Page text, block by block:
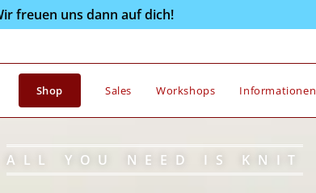
freuen uns dann auf dich!
Shop Sales Workshops Informationen
ALL YOU NEED IS KNIT